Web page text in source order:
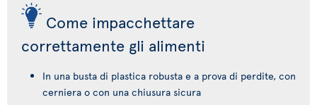
Come impacchettare
correttamente gli alimenti
In una busta di plastica robusta e a prova di perdite, con
cerniera o con una chiusura sicura